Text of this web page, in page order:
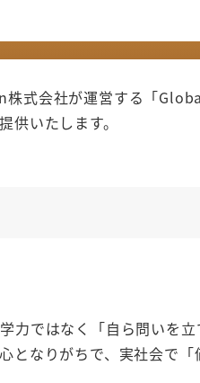
式会社が運営する「
いたします。
力ではなく「自ら問いを
となりがちで、実社会で